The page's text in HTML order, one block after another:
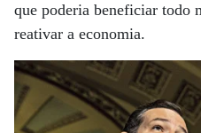
que poderia beneficiar todo
reativar a economia.